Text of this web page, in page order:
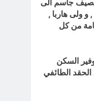
نصيف جاسم الى
ولى هاربا ,
من كل
السكن
الحقد الطائفي